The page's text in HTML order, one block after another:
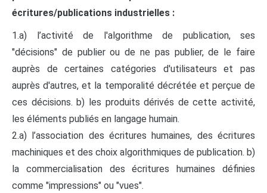
écritures/publications industrielles :
1.a) l’activité de l'algorithme de publication, ses
"décisions" de publier ou de ne pas publier, de le faire
auprès de certaines catégories d'utilisateurs et pas
auprès d'autres, et la temporalité décrétée et perçue de
ces décisions. b) les produits dérivés de cette activité,
les éléments publiés en langage humain.
2.a) l’association des écritures humaines, des écritures
machiniques et des choix algorithmiques de publication. b)
la commercialisation des écritures humaines définies
comme "impressions" ou "vues".